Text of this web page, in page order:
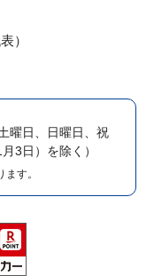
）
土曜日、日曜日、祝
3日）を除く）
す。